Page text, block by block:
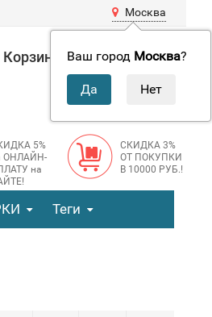
Москва
Ваш город Москва?
Корзина 0 0 руб.
5%
ОНЛАЙН-
на
СКИДКА 3%
ОТ ПОКУПКИ
В 10000 РУБ.!
Теги